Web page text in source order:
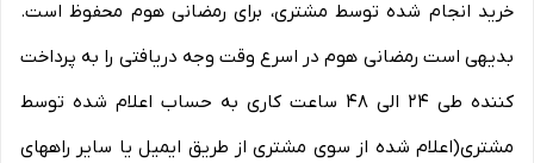
خرید انجام شده توسط مشتری، برای رمضانی هوم محفوظ است.
بدیهی است رمضانی هوم در اسرع وقت وجه دریافتی را به پرداخت
کننده طی ۲۴ الی ۴۸ ساعت کاری به حساب اعلام شده توسط
مشتری(اعلام شده از سوی مشتری از طریق ایمیل یا سایر راههای